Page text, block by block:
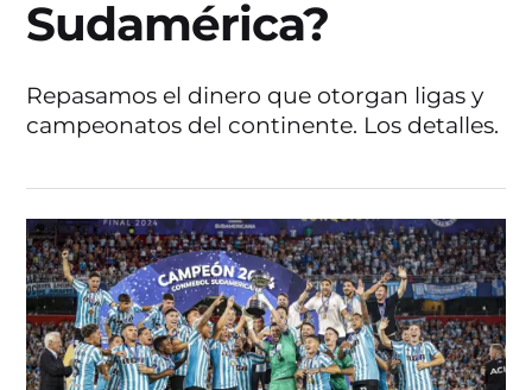
Sudamérica?
Repasamos el dinero que otorgan ligas y
campeonatos del continente. Los detalles.